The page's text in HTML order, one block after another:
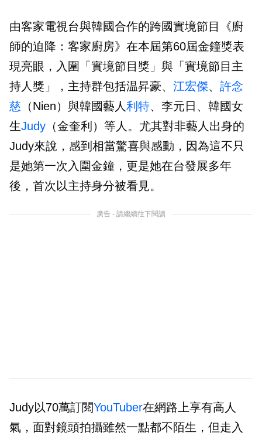
由客家電視台與韓國合作的跨國實境節目《廚
師的迫降：客家廚房》在本屆第60屆金鐘獎表
現亮眼，入圍「實境節目獎」與「實境節目主
持人獎」，主持群包括温昇豪、 江宏傑、 許念
慈 （Nien）與韓國藝人利特、李元日、韓國女
生Judy （金奎利）等人。尤其對非藝人出身的
Judy來說，感到相當驚喜與感動，因為這不只
是她第一次入圍金鐘，更是她在台發展多年
後，首次以主持身分被看見。
廣告 - 請繼續往下閱讀
Judy以70萬訂閱YouTuber在網路上享有高人
氣，面對鏡頭拍攝雖然一點都不陌生，但走入